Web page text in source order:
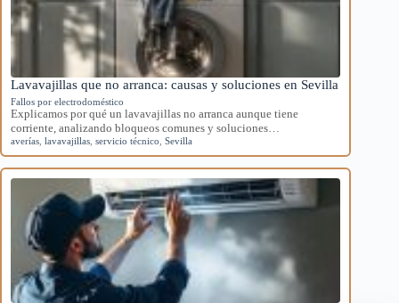
Lavavajillas que no arranca: causas y soluciones en Sevilla
Fallos por electrodoméstico
Explicamos por qué un lavavajillas no arranca aunque tiene
corriente, analizando bloqueos comunes y soluciones…
averías lavavajillas servicio técnico Sevilla